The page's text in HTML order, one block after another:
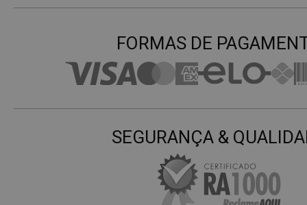
SEGURANÇA &
FORMAS DE